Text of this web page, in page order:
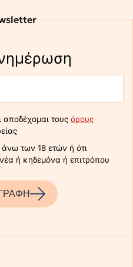
τους όρους
των 18 ετών ή ότι
ή κηδεμόνα ή επιτρόπου